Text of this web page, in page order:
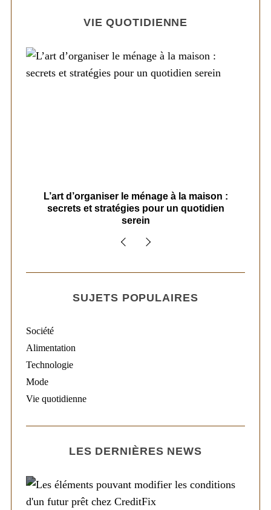
VIE QUOTIDIENNE
L’art d’organiser le ménage à la maison :
secrets et stratégies pour un quotidien
serein
SUJETS POPULAIRES
Société
Alimentation
Technologie
Mode
Vie quotidienne
LES DERNIÈRES NEWS